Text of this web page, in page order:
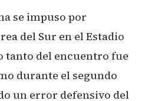
se impuso por
del Sur en el Estadio
tanto del encuentro fue
durante el segundo
un error defensivo del